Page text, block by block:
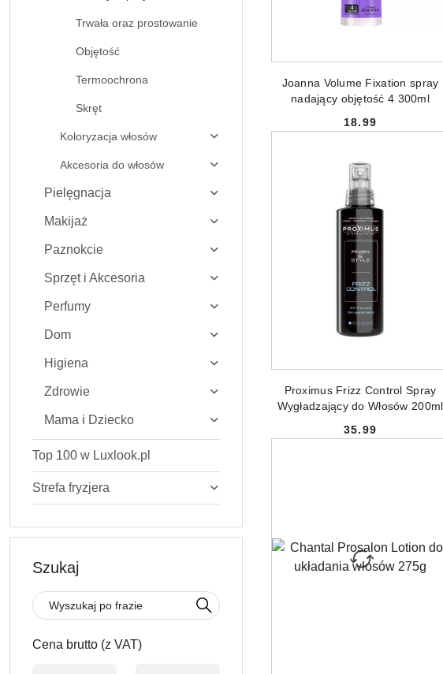
Trwała oraz prostowanie
Objętość
Termoochrona
Skręt
Koloryzacja włosów
Akcesoria do włosów
Pielęgnacja
Makijaż
Paznokcie
Sprzęt i Akcesoria
Perfumy
Dom
Higiena
Zdrowie
Mama i Dziecko
Top 100 w Luxlook.pl
Strefa fryzjera
Szukaj
Cena brutto (z VAT)
Joanna Volume Fixation spray
nadający objętość 4 300ml
Cena:
18.99
Proximus Frizz Control Spray
Wygładzający do Włosów 200ml
Cena:
35.99